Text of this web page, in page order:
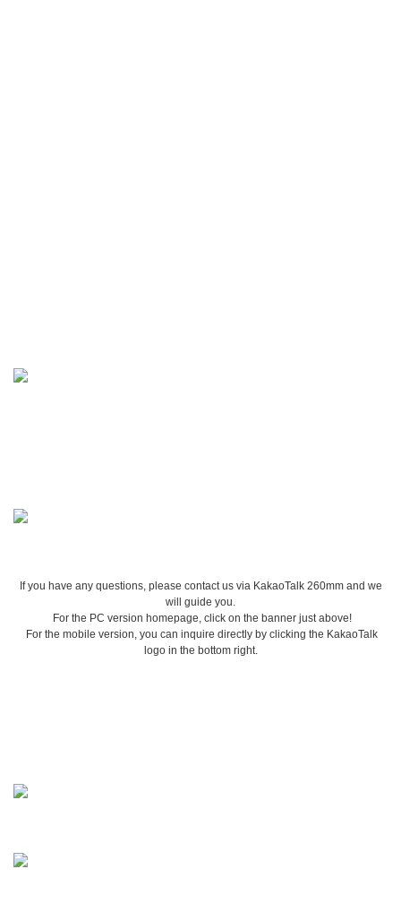
If you have any questions, please contact us via KakaoTalk 260mm and we
will guide you.
For the PC version homepage, click on the banner just above!
For the mobile version, you can inquire directly by clicking the KakaoTalk
logo in the bottom right.